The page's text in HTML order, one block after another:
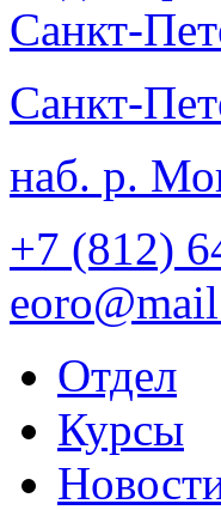
Санкт-
Санкт-
наб. р.
+7 (812)
Отдел
Курсы